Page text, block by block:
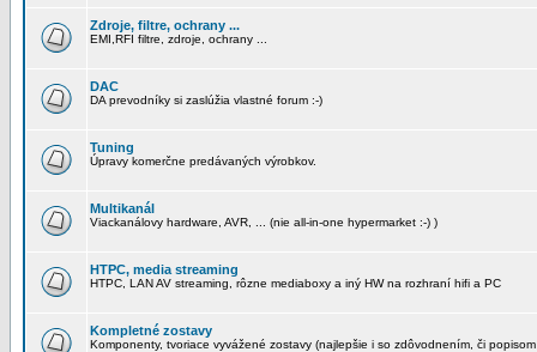
Zdroje, filtre, ochrany ...
EMI,RFI filtre, zdroje, ochrany ...
DAC
DA prevodníky si zaslúžia vlastné forum :-)
Tuning
Úpravy komerčne predávaných výrobkov.
Multikanál
Viackanálovy hardware, AVR, ... (nie all-in-one hypermarket :-) )
HTPC, media streaming
HTPC, LAN AV streaming, rôzne mediaboxy a iný HW na rozhraní hifi a PC
Kompletné zostavy
Komponenty, tvoriace vyvážené zostavy (najlepšie i so zdôvodnením, či